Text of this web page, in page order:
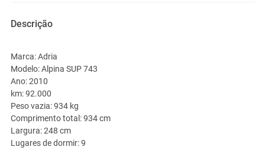
Descrição
Marca: Adria
Modelo: Alpina SUP 743
Ano: 2010
km: 92.000
Peso vazia: 934 kg
Comprimento total: 934 cm
Largura: 248 cm
Lugares de dormir: 9